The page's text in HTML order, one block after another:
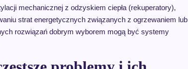
mechanicznej z odzyskiem ciepła (rekuperatory),
strat energetycznych związanych z ogrzewaniem lub
rozwiązań dobrym wyborem mogą być systemy